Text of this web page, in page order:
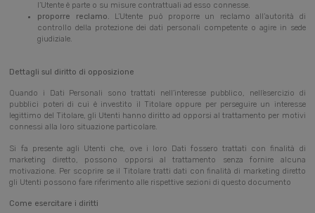
l’Utente è parte o su misure contrattuali ad esso connesse.
proporre reclamo. L’Utente può proporre un reclamo all’autorità di
controllo della protezione dei dati personali competente o agire in sede
giudiziale.
Dettagli sul diritto di opposizione
Quando i Dati Personali sono trattati nell’interesse pubblico, nell’esercizio di
pubblici poteri di cui è investito il Titolare oppure per perseguire un interesse
legittimo del Titolare, gli Utenti hanno diritto ad opporsi al trattamento per motivi
connessi alla loro situazione particolare.
Si fa presente agli Utenti che, ove i loro Dati fossero trattati con finalità di
marketing diretto, possono opporsi al trattamento senza fornire alcuna
motivazione. Per scoprire se il Titolare tratti dati con finalità di marketing diretto
gli Utenti possono fare riferimento alle rispettive sezioni di questo documento
Come esercitare i diritti